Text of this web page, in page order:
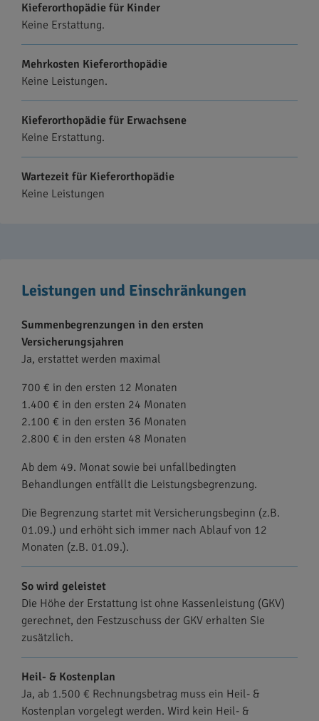
Kieferorthopädie für Kinder
Keine Erstattung.
Mehrkosten Kieferorthopädie
Keine Leistungen.
Kieferorthopädie für Erwachsene
Keine Erstattung.
Wartezeit für Kieferorthopädie
Keine Leistungen
Leistungen und Einschränkungen
Summenbegrenzungen in den ersten
Versicherungsjahren
Ja, erstattet werden maximal
700 € in den ersten 12 Monaten
1.400 € in den ersten 24 Monaten
2.100 € in den ersten 36 Monaten
2.800 € in den ersten 48 Monaten
Ab dem 49. Monat sowie bei unfallbedingten
Behandlungen entfällt die Leistungsbegrenzung.
Die Begrenzung startet mit Versicherungsbeginn (z.B.
01.09.) und erhöht sich immer nach Ablauf von 12
Monaten (z.B. 01.09.).
So wird geleistet
Die Höhe der Erstattung ist ohne Kassenleistung (GKV)
gerechnet, den Festzuschuss der GKV erhalten Sie
zusätzlich.
Heil- & Kostenplan
Ja, ab 1.500 € Rechnungsbetrag muss ein Heil- &
Kostenplan vorgelegt werden. Wird kein Heil- &